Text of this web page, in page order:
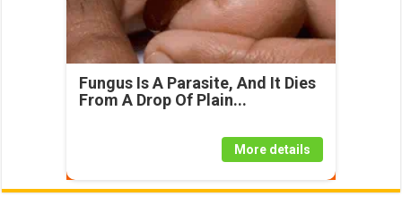
Fungus Is A Parasite, And It Dies
From A Drop Of Plain...
More details